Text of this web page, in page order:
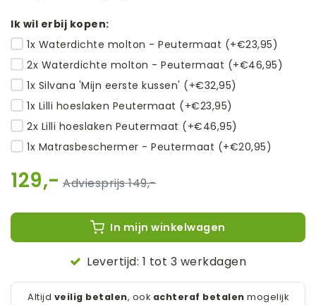
Ik wil erbij kopen:
1x Waterdichte molton - Peutermaat (+€23,95)
2x Waterdichte molton - Peutermaat (+€46,95)
1x Silvana 'Mijn eerste kussen' (+€32,95)
1x Lilli hoeslaken Peutermaat (+€23,95)
2x Lilli hoeslaken Peutermaat (+€46,95)
1x Matrasbeschermer - Peutermaat (+€20,95)
129,- 149,-
In mijn winkelwagen
Levertijd: 1 tot 3 werkdagen
Altijd veilig betalen, ook achteraf betalen mogelijk